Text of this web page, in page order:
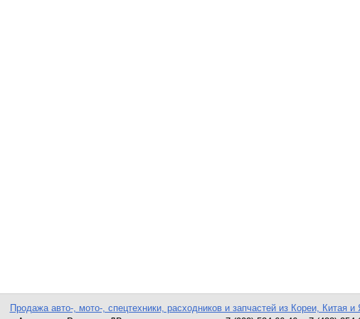
Продажа авто-, мото-, спецтехники, расходников и запчастей из Кореи, Китая и